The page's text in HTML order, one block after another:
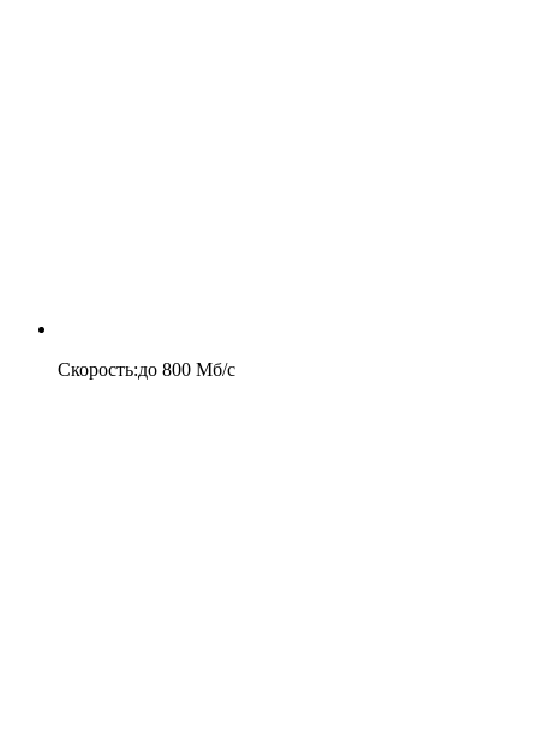
Скорость:до 800 Мб/c